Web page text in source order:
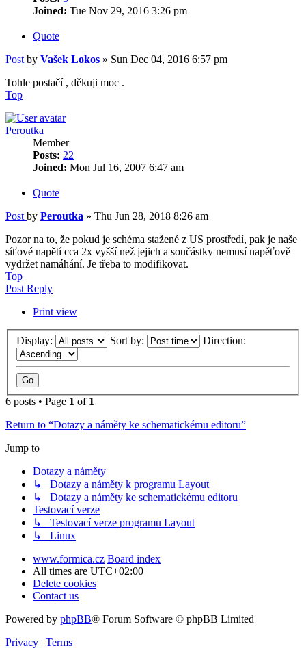
Joined: Tue Nov 29, 2016 3:26 pm
Quote
Post by Vašek Lokos » Sun Dec 04, 2016 6:57 pm
Tohle postačí , děkuji moc .
Top
Peroutka
Member
Posts: 22
Joined: Mon Jul 16, 2007 6:47 am
Quote
Post by Peroutka » Thu Jun 28, 2018 8:26 am
Pozor na to, že pokud je schéma stažené z US prostředí, pak je naše
síťové napětí cca 2x vyšší než jejich a součástky nemusí napěťově
vydržet namáhání. Je třeba to modifikovat.
Top
Post Reply
Print view
Display: Sort by: Direction:
6 posts • Page 1 of 1
Return to “Dotazy a náměty ke schematickému editoru”
Jump to
Dotazy a náměty
↳ Dotazy a náměty k programu Layout
↳ Dotazy a náměty ke schematickému editoru
Testovací verze
↳ Testovací verze programu Layout
↳ Linux
www.formica.cz Board index
All times are UTC+02:00
Delete cookies
Contact us
Powered by phpBB® Forum Software © phpBB Limited
Privacy | Terms